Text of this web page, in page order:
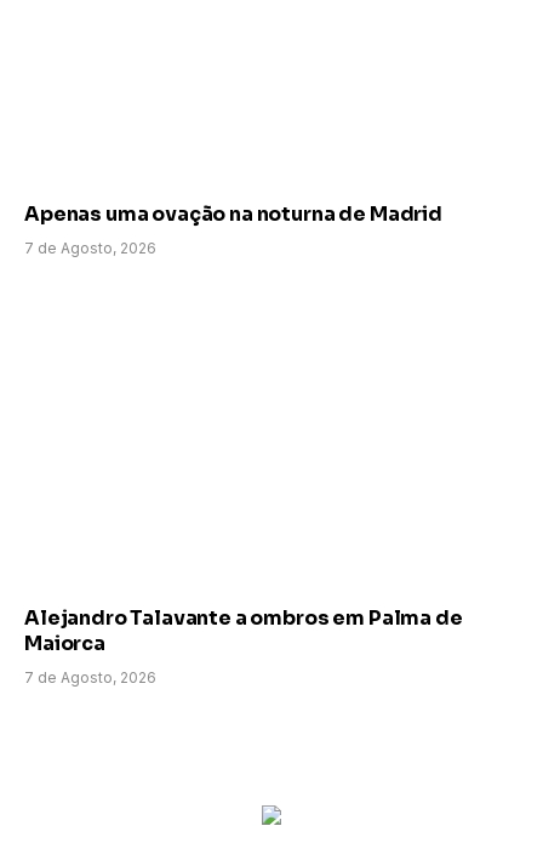
Apenas uma ovação na noturna de Madrid
7 de Agosto, 2026
Alejandro Talavante a ombros em Palma de
Maiorca
7 de Agosto, 2026